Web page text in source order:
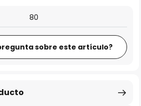
80
sobre este artículo?